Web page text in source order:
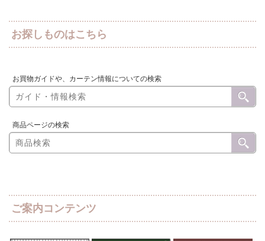
お探しものはこちら
お買物ガイドや、カーテン情報についての検索
商品ページの検索
ご案内コンテンツ